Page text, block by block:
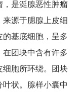
是涎腺恶性肿瘤
源于腮腺上皮细
基底细胞，呈多
团块中含有许多
胞所环绕。团块
状。腺样小囊中